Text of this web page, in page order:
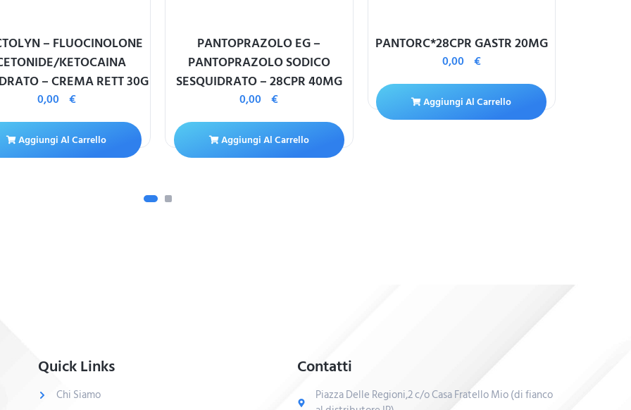
– FLUOCINOLONE
KETOCAINA
– CREMA RETT 30G
0,00 €
Aggiungi Al Carrello
PANTOPRAZOLO EG –
PANTOPRAZOLO SODICO
SESQUIDRATO – 28CPR 40MG
0,00€
Aggiungi Al Carrello
PANTORC*28CPR GASTR 20MG
0,00 €
Aggiungi Al Carrello
Quick Links
Chi Siamo
Contatti
Piazza Delle Regioni,2 c/o Casa Fratello Mio (di fianco